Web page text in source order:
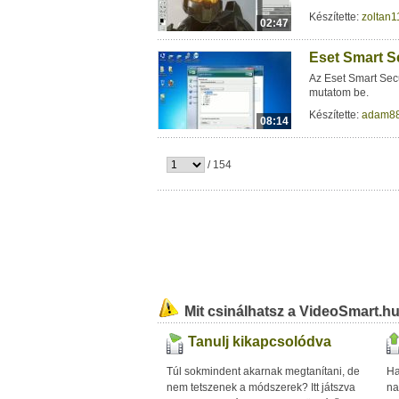
02:47
Készítette:
08:14
Eset Smart
Az Eset Smart
mutatom be.
Készítette:
/ 154
Mit csinálhatsz a
Tanulj kikapcsolódva
Túl sokmindent akarnak megtanítani, de
nem tetszenek a módszerek? Itt játszva